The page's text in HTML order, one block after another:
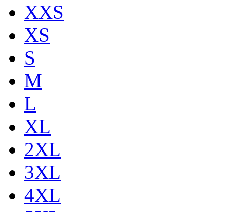
XXS
XS
S
M
L
XL
2XL
3XL
4XL